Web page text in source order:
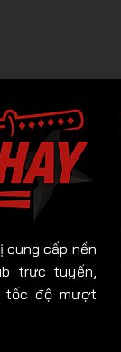
cung cấp nền
trực tuyến,
tốc độ mượt